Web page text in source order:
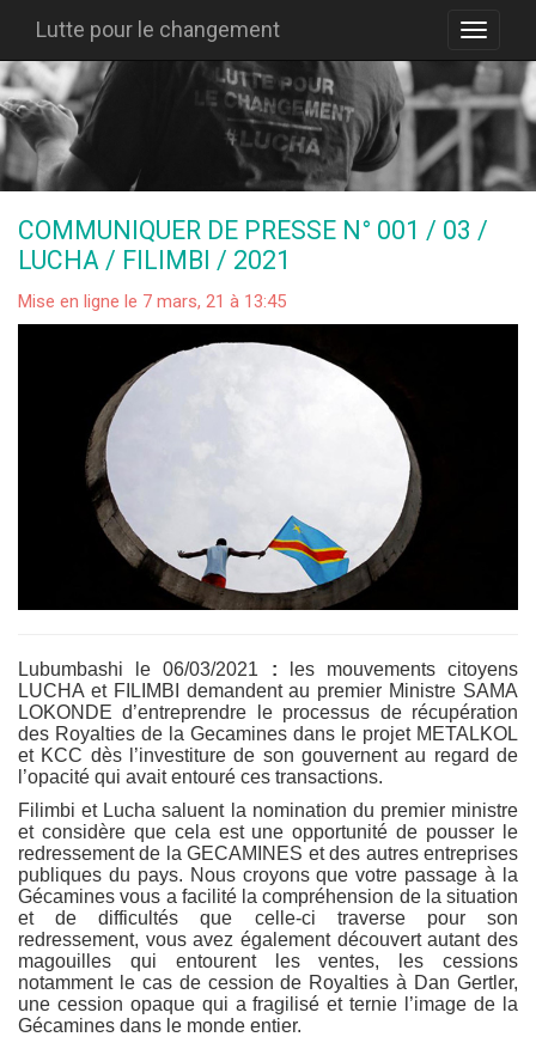
Lutte pour le changement
COMMUNIQUER DE PRESSE N° 001 / 03 /
LUCHA / FILIMBI / 2021
Mise en ligne le 7 mars, 21 à 13:45
Lubumbashi le 06/03/2021 :
les mouvements citoyens
LUCHA et FILIMBI demandent au premier Ministre SAMA
LOKONDE d’entreprendre le processus de récupération
des Royalties de la Gecamines dans le projet METALKOL
et KCC dès l’investiture de son gouvernent au regard de
l’opacité qui avait entouré ces transactions.
Filimbi et Lucha saluent la nomination du premier ministre
et considère que cela est une opportunité de pousser le
redressement de la GECAMINES et des autres entreprises
publiques du pays. Nous croyons que votre passage à la
Gécamines vous a facilité la compréhension de la situation
et de difficultés que celle-ci traverse pour son
redressement, vous avez également découvert autant des
magouilles qui entourent les ventes, les cessions
notamment le cas de cession de Royalties à Dan Gertler,
une cession opaque qui a fragilisé et ternie l’image de la
Gécamines dans le monde entier.